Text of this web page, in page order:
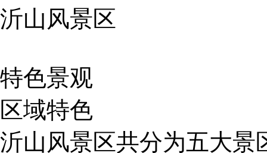
沂山风景区
特色景观
区域特色
沂山风景区共分为五大景